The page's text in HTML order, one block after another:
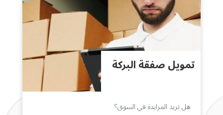
تمويل صفقة البركة
هل تريد المزايدة في السوق؟